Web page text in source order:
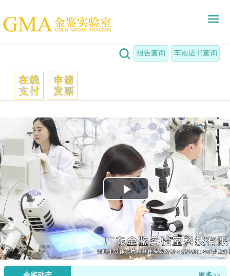
 报告查询 车规证书查询
Play
Video